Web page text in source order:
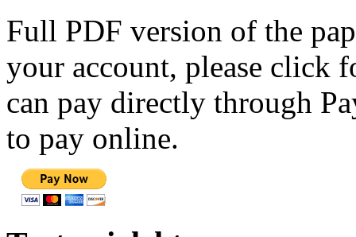
Full PDF version of the
your account, please click
can pay directly through
to pay online.